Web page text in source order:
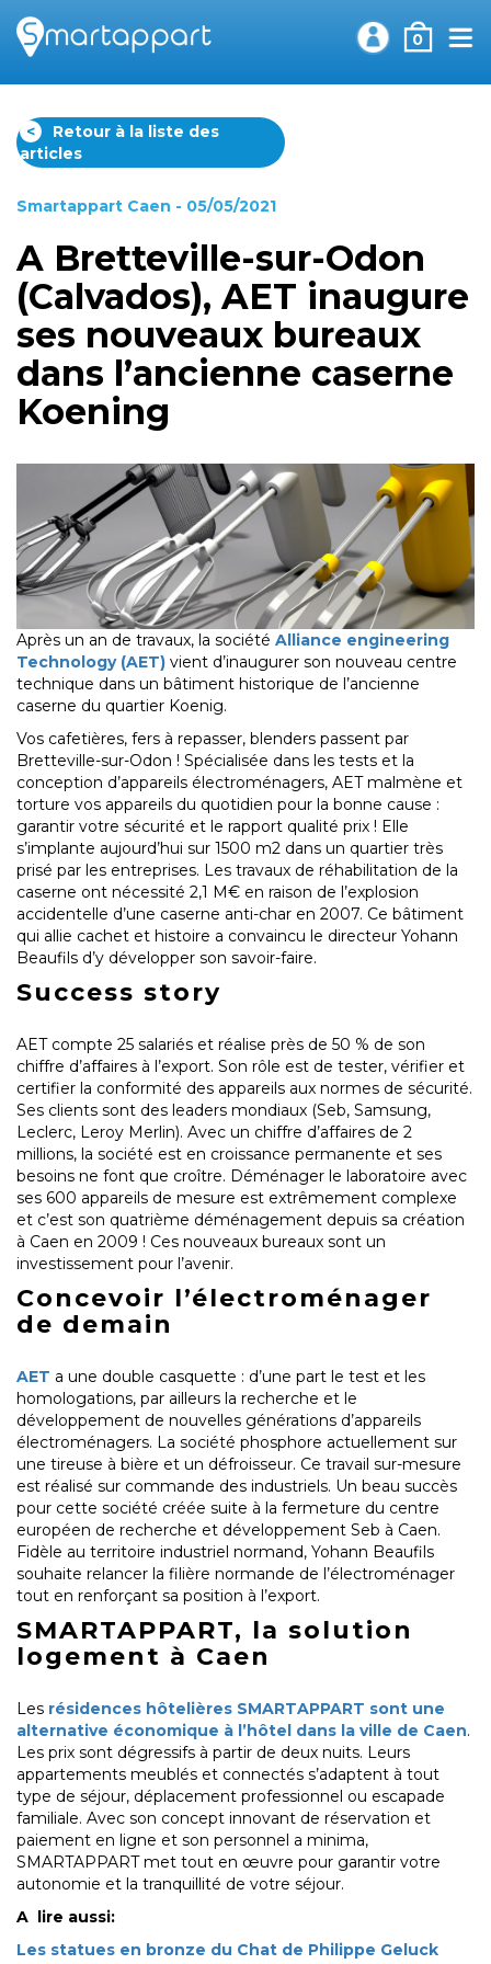
0
<
Retour à la liste des
articles
Smartappart Caen - 05/05/2021
A Bretteville-sur-Odon
(Calvados), AET inaugure
ses nouveaux bureaux
dans l’ancienne caserne
Koening
Après un an de travaux, la société Alliance engineering
Technology (AET) vient d’inaugurer son nouveau centre
technique dans un bâtiment historique de l’ancienne
caserne du quartier Koenig.
Vos cafetières, fers à repasser, blenders passent par
Bretteville-sur-Odon ! Spécialisée dans les tests et la
conception d’appareils électroménagers, AET malmène et
torture vos appareils du quotidien pour la bonne cause :
garantir votre sécurité et le rapport qualité prix ! Elle
s’implante aujourd’hui sur 1500 m2 dans un quartier très
prisé par les entreprises. Les travaux de réhabilitation de la
caserne ont nécessité 2,1 M€ en raison de l’explosion
accidentelle d’une caserne anti-char en 2007. Ce bâtiment
qui allie cachet et histoire a convaincu le directeur Yohann
Beaufils d’y développer son savoir-faire.
Success story
AET compte 25 salariés et réalise près de 50 % de son
chiffre d’affaires à l’export. Son rôle est de tester, vérifier et
certifier la conformité des appareils aux normes de sécurité.
Ses clients sont des leaders mondiaux (Seb, Samsung,
Leclerc, Leroy Merlin). Avec un chiffre d’affaires de 2
millions, la société est en croissance permanente et ses
besoins ne font que croître. Déménager le laboratoire avec
ses 600 appareils de mesure est extrêmement complexe
et c’est son quatrième déménagement depuis sa création
à Caen en 2009 ! Ces nouveaux bureaux sont un
investissement pour l’avenir.
Concevoir l’électroménager
de demain
AET a une double casquette : d’une part le test et les
homologations, par ailleurs la recherche et le
développement de nouvelles générations d’appareils
électroménagers. La société phosphore actuellement sur
une tireuse à bière et un défroisseur. Ce travail sur-mesure
est réalisé sur commande des industriels. Un beau succès
pour cette société créée suite à la fermeture du centre
européen de recherche et développement Seb à Caen.
Fidèle au territoire industriel normand, Yohann Beaufils
souhaite relancer la filière normande de l’électroménager
tout en renforçant sa position à l’export.
SMARTAPPART, la solution
logement à Caen
Les résidences hôtelières SMARTAPPART sont une
alternative économique à l’hôtel dans la ville de Caen.
Les prix sont dégressifs à partir de deux nuits. Leurs
appartements meublés et connectés s’adaptent à tout
type de séjour, déplacement professionnel ou escapade
familiale. Avec son concept innovant de réservation et
paiement en ligne et son personnel a minima,
SMARTAPPART met tout en œuvre pour garantir votre
autonomie et la tranquillité de votre séjour.
A lire aussi:
Les statues en bronze du Chat de Philippe Geluck